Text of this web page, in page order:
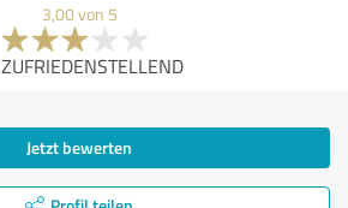
3,00 von 5
ZUFRIEDENSTELLEND
Jetzt bewerten